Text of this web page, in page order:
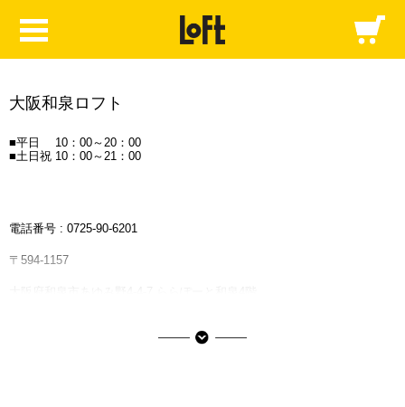
大阪和泉ロフト
■平日 10：00～20：00
■土日祝 10：00～21：00
電話番号 : 0725-90-6201
〒594-1157
ららぽーと和泉の情報はこちら